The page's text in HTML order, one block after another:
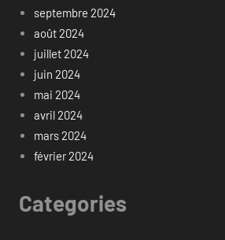
septembre 2024
août 2024
juillet 2024
juin 2024
mai 2024
avril 2024
mars 2024
février 2024
Categories